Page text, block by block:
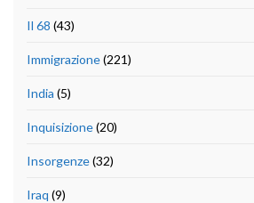
Il 68 (43)
Immigrazione(221)
India (5)
Inquisizione(20)
Insorgenze(32)
Iraq (9)